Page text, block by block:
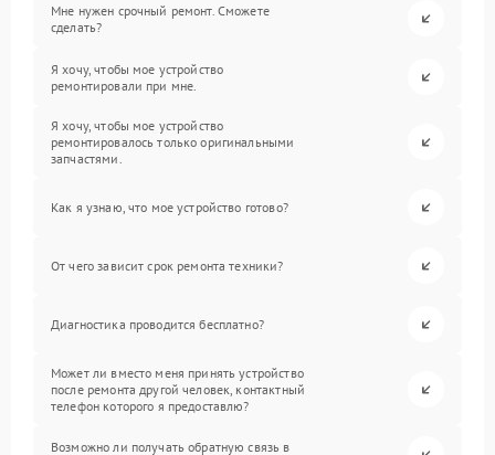
Мне нужен срочный ремонт. Сможете
сделать?
Я хочу, чтобы мое устройство
ремонтировали при мне.
Я хочу, чтобы мое устройство
ремонтировалось только оригинальными
запчастями.
Как я узнаю, что мое устройство готово?
От чего зависит срок ремонта техники?
Диагностика проводится бесплатно?
Может ли вместо меня принять устройство
после ремонта другой человек, контактный
телефон которого я предоставлю?
Возможно ли получать обратную связь в